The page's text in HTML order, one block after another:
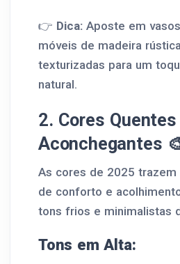
👉 Dica: Aposte em
móveis de madeira
texturizadas para um
natural.
2. Cores
Aconchegantes
As cores de 2025 trazem
de conforto e
tons frios e minimalistas
Tons em Alta: